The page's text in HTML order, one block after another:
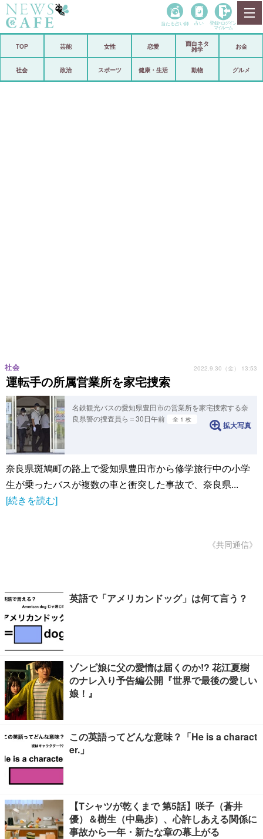
政治
当たる占い師 占い 登録• ログイン
マイルーム
TOP 芸能 女性 恋愛
面白ネタ
雑学
お金
社会 政治 スポーツ 健康・生活 動物 グルメ
運転手の所属営業所を家宅捜索
社会 2022.9.30（金） 13:53
名鉄観光バスの愛知県豊田市の営業所を家宅捜索する奈
良県警の捜査員ら＝30日午前
全 1 枚
拡大写真
奈良県斑鳩町の路上で愛知県豊田市から修学旅行中の小学
生が乗ったバスが複数の車と衝突した事故で、奈良県...
[続きを読む]
《共同通信》
英語で「アメリカンドッグ」は何て言う？
ゾンビ娘に父の愛情は届くのか!? 花江夏樹
のナレ入り予告編公開『世界で最後の愛しい
娘！』
この英語ってどんな意味？「He is a charact
er.」
【Tシャツが乾くまで 第5話】咲子（蒼井
優）＆樹生（中島歩）、心許しあえる関係に
事故から一年・新たな章の幕上がる